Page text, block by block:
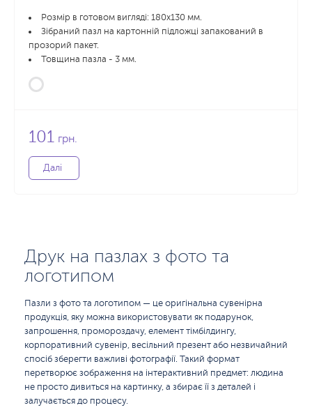
Розмір в готовом вигляді: 180х130 мм.
Зібраний пазл на картонній підложці запакований в
прозорий пакет.
Товщина пазла - 3 мм.
101 грн.
Далі
Друк на пазлах з фото та
логотипом
Пазли з фото та логотипом — це оригінальна сувенірна
продукція, яку можна використовувати як подарунок,
запрошення, промороздачу, елемент тімбілдингу,
корпоративний сувенір, весільний презент або незвичайний
спосіб зберегти важливі фотографії. Такий формат
перетворює зображення на інтерактивний предмет: людина
не просто дивиться на картинку, а збирає її з деталей і
залучається до процесу.